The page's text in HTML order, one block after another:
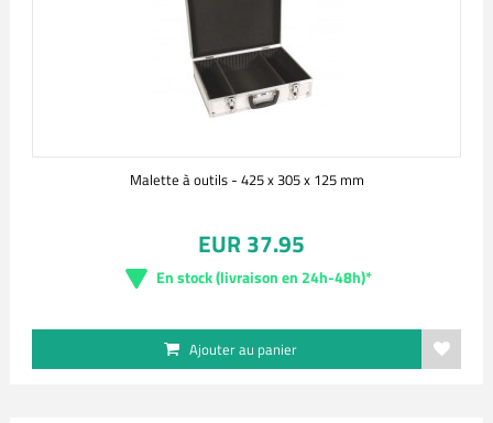
Malette à outils - 425 x 305 x 125 mm
EUR 37.95
En stock (livraison en 24h-48h)*
Ajouter au panier